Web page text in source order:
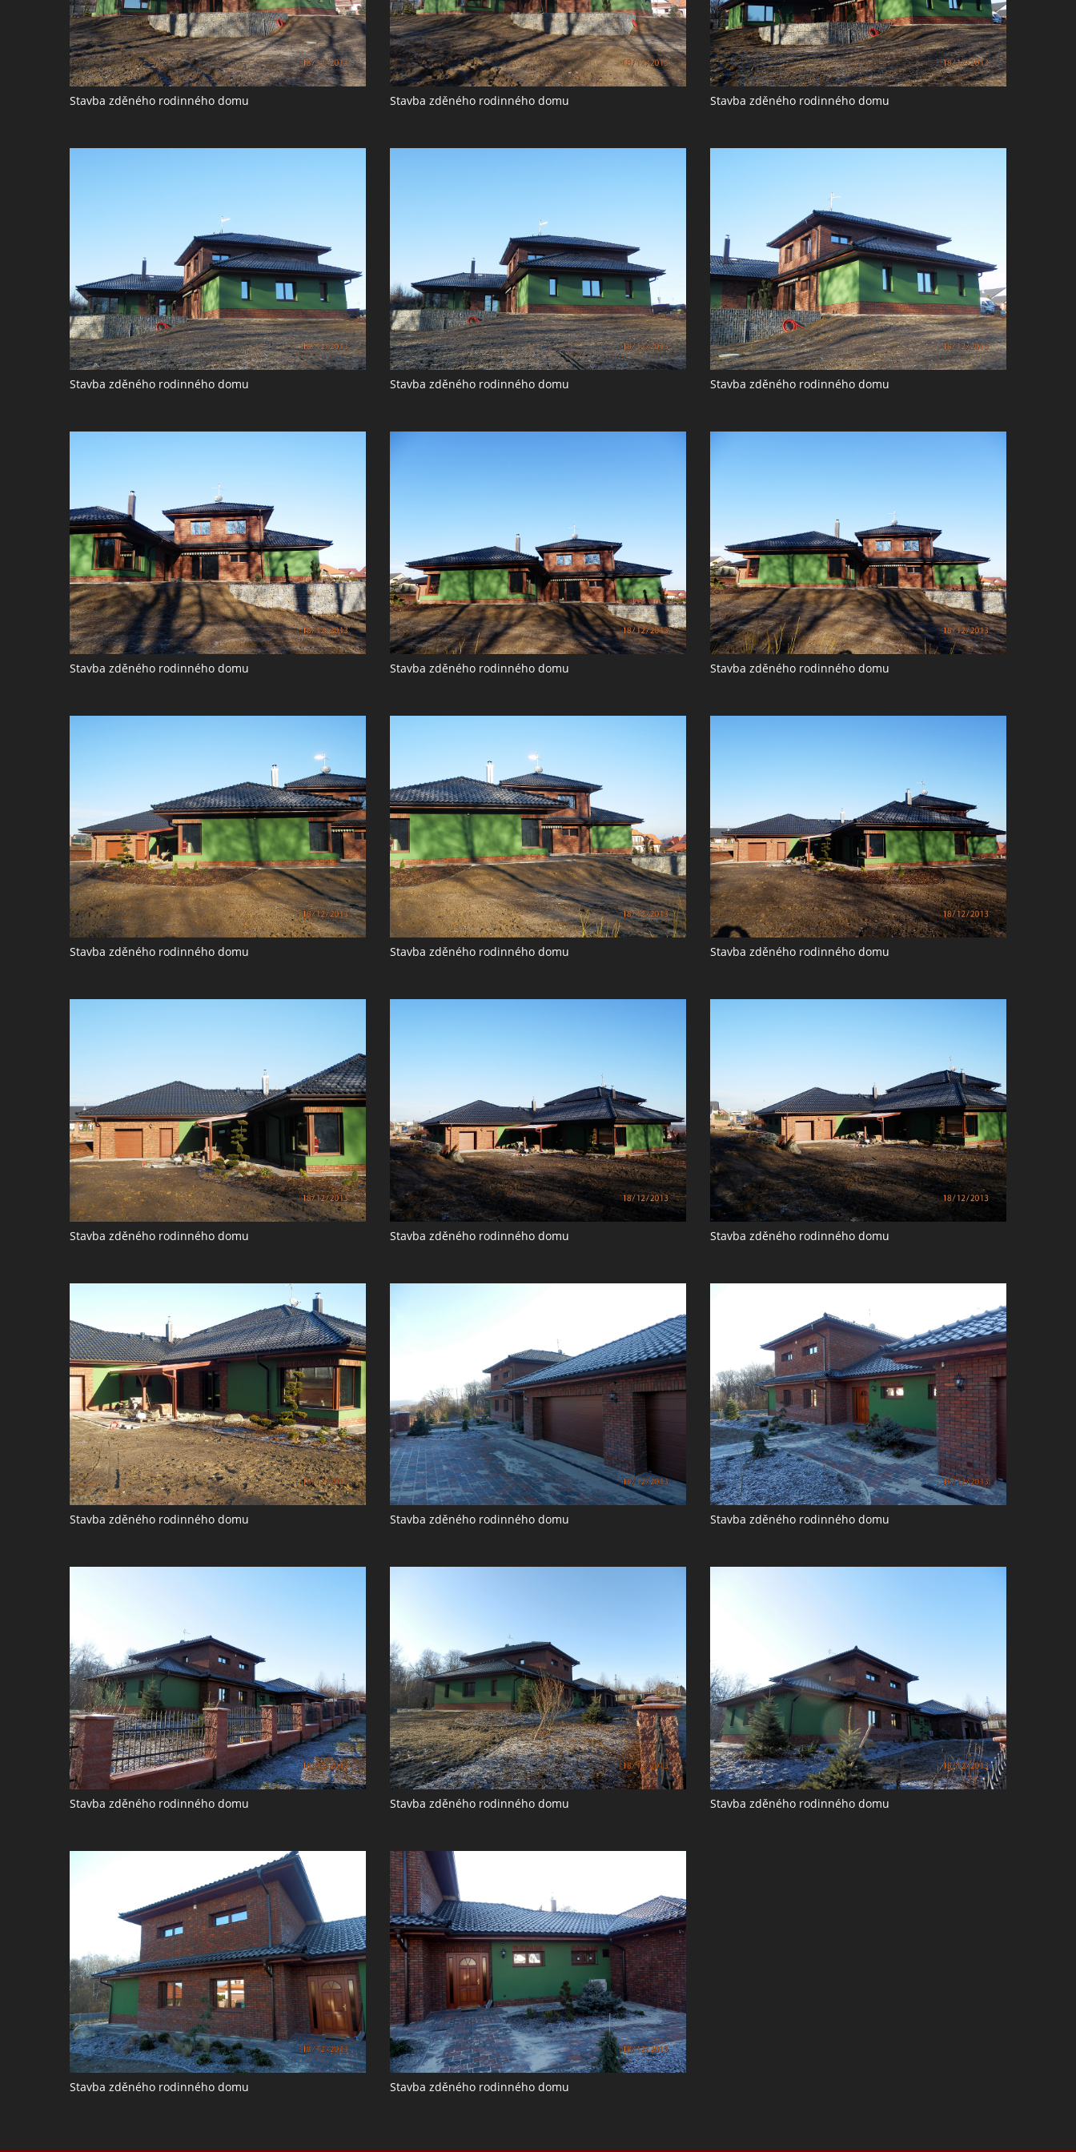
Stavba zděného rodinného domu Stavba zděného rodinného domu Stavba zděného rodinného domu
Stavba zděného rodinného domu Stavba zděného rodinného domu Stavba zděného rodinného domu
Stavba zděného rodinného domu Stavba zděného rodinného domu Stavba zděného rodinného domu
Stavba zděného rodinného domu Stavba zděného rodinného domu Stavba zděného rodinného domu
Stavba zděného rodinného domu Stavba zděného rodinného domu Stavba zděného rodinného domu
Stavba zděného rodinného domu Stavba zděného rodinného domu Stavba zděného rodinného domu
Stavba zděného rodinného domu Stavba zděného rodinného domu Stavba zděného rodinného domu
Stavba zděného rodinného domu Stavba zděného rodinného domu